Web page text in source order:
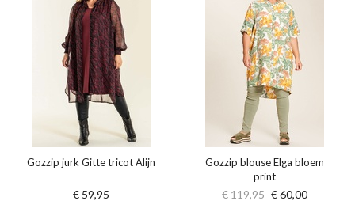
Gozzip jurk Gitte tricot Alijn
€ 59,95
Gozzip blouse Elga bloem
print
€ 119,95 € 60,00